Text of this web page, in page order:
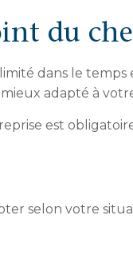
du
dans le
adapté à
est
selon votre